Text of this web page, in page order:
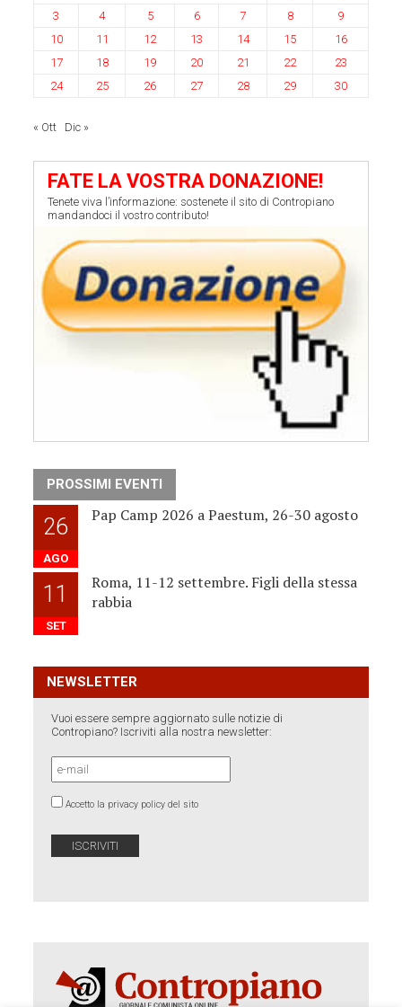
3
4 5 6 7 8
9
10
11 12 13 14 15
16
17
18 19 20 21 22
23
24
25 26 27 28 29 30
« Ott Dic »
FATE LA VOSTRA DONAZIONE!
Tenete viva l’informazione: sostenete il sito di Contropiano
mandandoci il vostro contributo!
PROSSIMI EVENTI
26
AGO
Pap Camp 2026 a Paestum, 26-30 agosto
11
SET
Roma, 11-12 settembre. Figli della stessa
rabbia
NEWSLETTER
Vuoi essere sempre aggiornato sulle notizie di
Contropiano? Iscriviti alla nostra newsletter:
Accetto la privacy policy del sito